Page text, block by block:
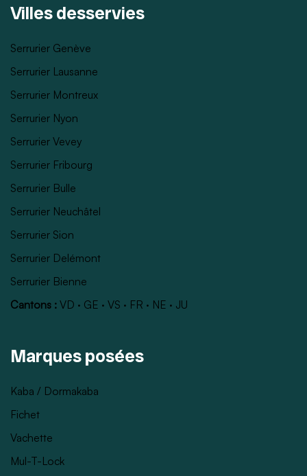
Villes desservies
Serrurier Genève
Serrurier Lausanne
Serrurier Montreux
Serrurier Nyon
Serrurier Vevey
Serrurier Fribourg
Serrurier Bulle
Serrurier Neuchâtel
Serrurier Sion
Serrurier Delémont
Serrurier Bienne
Cantons : VD · GE · VS · FR · NE · JU
Marques posées
Kaba / Dormakaba
Fichet
Vachette
Mul-T-Lock